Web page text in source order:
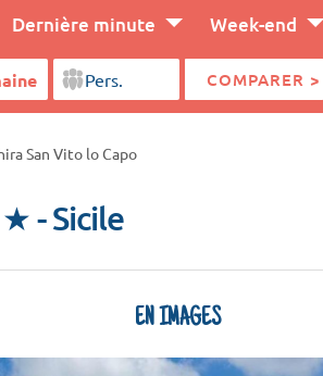
Dernière minute Week-end
COMPARER >
San Vito lo Capo
★- Sicile
EN IMAGES